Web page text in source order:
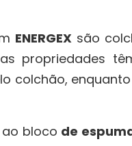
ENERGEX são
propriedades
colchão,
bloco de